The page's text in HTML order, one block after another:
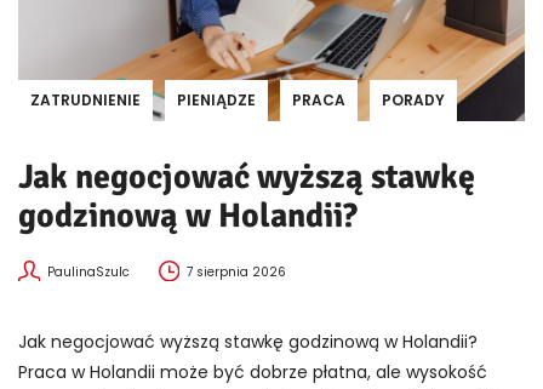
ZATRUDNIENIE PIENIĄDZE PRACA PORADY
Jak negocjować wyższą stawkę
godzinową w Holandii?
PaulinaSzulc 7 sierpnia 2026
Jak negocjować wyższą stawkę godzinową w Holandii?
Praca w Holandii może być dobrze płatna, ale wysokość